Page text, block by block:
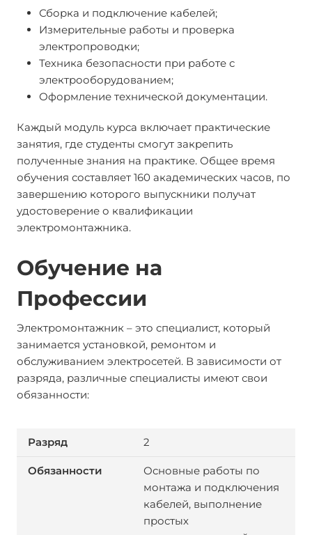
Сборка и подключение кабелей;
Измерительные работы и проверка
электропроводки;
Техника безопасности при работе с
электрооборудованием;
Оформление технической документации.
Каждый модуль курса включает практические
занятия, где студенты смогут закрепить
полученные знания на практике. Общее время
обучения составляет 160 академических часов, по
завершению которого выпускники получат
удостоверение о квалификации
электромонтажника.
Обучение на
Профессии
Электромонтажник – это специалист, который
занимается установкой, ремонтом и
обслуживанием электросетей. В зависимости от
разряда, различные специалисты имеют свои
обязанности:
2
Основные работы по
монтажа и подключения
кабелей, выполнение
простых